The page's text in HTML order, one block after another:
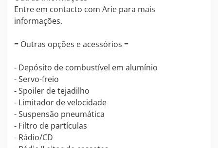
Entre em contacto com Arie para mais
informações.
= Outras opções e acessórios =
- Depósito de combustível em alumínio
- Servo-freio
- Spoiler de tejadilho
- Limitador de velocidade
- Suspensão pneumática
- Filtro de partículas
- Rádio/CD